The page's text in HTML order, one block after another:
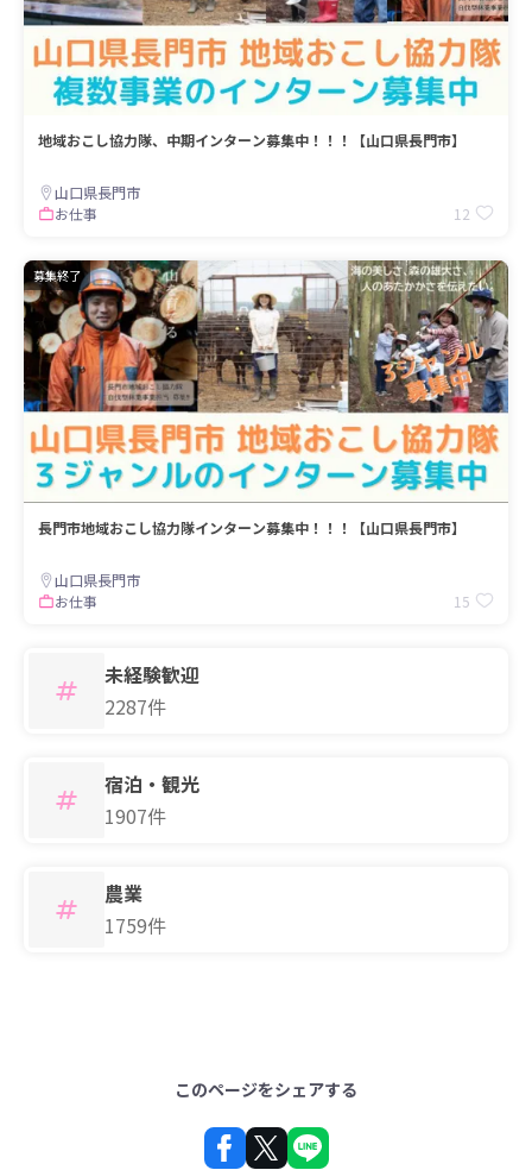
地域おこし協力隊、中期インターン募集中！！！【山口県長門市】
山口県長門市
お仕事
12
募集終了
長門市地域おこし協力隊インターン募集中！！！【山口県長門市】
山口県長門市
お仕事
15
未経験歓迎
2287件
宿泊・観光
1907件
農業
1759件
このページをシェアする